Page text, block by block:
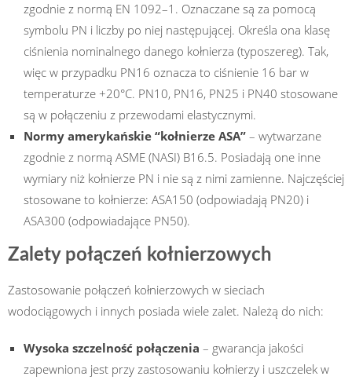
zgodnie z normą EN 1092–1. Oznaczane są za pomocą
symbolu PN i liczby po niej następującej. Określa ona klasę
ciśnienia nominalnego danego kołnierza (typoszereg). Tak,
więc w przypadku PN16 oznacza to ciśnienie 16 bar w
temperaturze +20°C. PN10, PN16, PN25 i PN40 stosowane
są w połączeniu z przewodami elastycznymi.
Normy amerykańskie “kołnierze ASA” – wytwarzane
zgodnie z normą ASME (NASI) B16.5. Posiadają one inne
wymiary niż kołnierze PN i nie są z nimi zamienne. Najczęściej
stosowane to kołnierze: ASA150 (odpowiadają PN20) i
ASA300 (odpowiadające PN50).
Zalety połączeń kołnierzowych
Zastosowanie połączeń kołnierzowych w sieciach
wodociągowych i innych posiada wiele zalet. Należą do nich:
Wysoka szczelność połączenia – gwarancja jakości
zapewniona jest przy zastosowaniu kołnierzy i uszczelek w